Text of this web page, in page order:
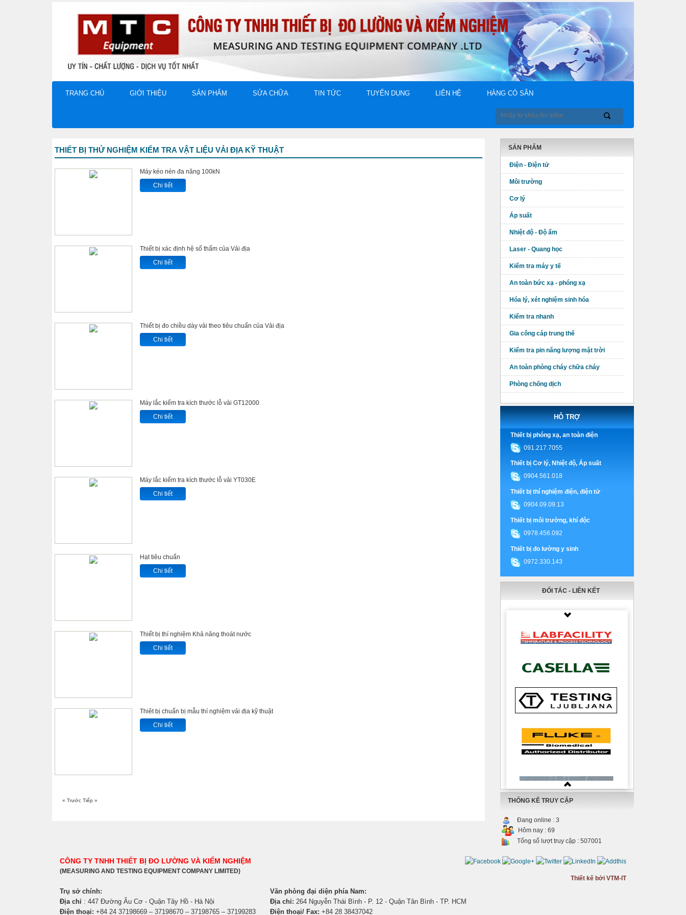
TRANG CHỦ GIỚI THIỆU SẢN PHẨM SỬA CHỮA TIN TỨC TUYỂN DỤNG LIÊN HỆ HÀNG CÓ SẴN
THIẾT BỊ THỬ NGHIỆM KIỂM TRA VẬT LIỆU VẢI ĐỊA KỸ THUẬT
Máy kéo nén đa năng 100kN
Chi tiết
Thiết bị xác định hệ số thấm của Vải địa
Chi tiết
Thiết bị đo chiều dày vải theo tiêu chuẩn của Vải địa
Chi tiết
Máy lắc kiểm tra kích thước lỗ vải GT12000
Chi tiết
Máy lắc kiểm tra kích thước lỗ vải YT030E
Chi tiết
Hạt tiêu chuẩn
Chi tiết
Thiết bị thí nghiệm Khả năng thoát nước
Chi tiết
Thiêt bị chuẩn bị mẫu thí nghiệm vải địa kỹ thuật
Chi tiết
« Trước Tiếp »
SẢN PHẨM
Điện - Điện tử
Môi trường
Cơ lý
Áp suất
Nhiệt độ - Độ ẩm
Laser - Quang học
Kiểm tra máy y tế
An toàn bức xạ - phóng xạ
Hóa lý, xét nghiệm sinh hóa
Kiểm tra nhanh
Gia công cáp trung thế
Kiểm tra pin năng lượng mặt trời
An toàn phòng cháy chữa cháy
Phòng chống dịch
HỖ TRỢ
Thiết bị phóng xạ, an toàn điện
091.217.7055
Thiết bị Cơ lý, Nhiệt độ, Áp suất
0904.561.018
Thiết bị thí nghiệm điện, điện tử
0904.09.09.13
Thiết bị môi trường, khí độc
0978.456.092
Thiết bị đo lường y sinh
0972.330.143
ĐỐI TÁC - LIÊN KẾT
THỐNG KÊ TRUY CẬP
Đang online : 3
Hôm nay : 69
Tổng số lượt truy cập : 507001
CÔNG TY TNHH THIẾT BỊ ĐO LƯỜNG VÀ KIỂM NGHIỆM
(MEASURING AND TESTING EQUIPMENT COMPANY LIMITED)
Trụ sở chính:
Địa chỉ : 447 Đường Âu Cơ - Quận Tây Hồ - Hà Nội
Điện thoại: +84 24 37198669 – 37198670 – 37198765 – 37199283
Văn phòng đại diện phía Nam:
Địa chỉ: 264 Nguyễn Thái Bình - P. 12 - Quận Tân Bình - TP. HCM
Điện thoại/ Fax: +84 28 38437042
Thiết kế bởi VTM-IT